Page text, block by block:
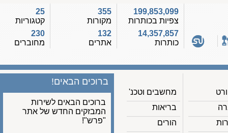
199,853,099
צפיות בכותרות
14,357,857
כותרות
355
מקורות
132
אתרים
קטגוריות
230
מחוברים
מחשבים וטכנ'
בריאות
הורים
ברוכים הבאים!
ברוכים הבאים לשירות
המבזקים החדש של אתר
"פרש"!